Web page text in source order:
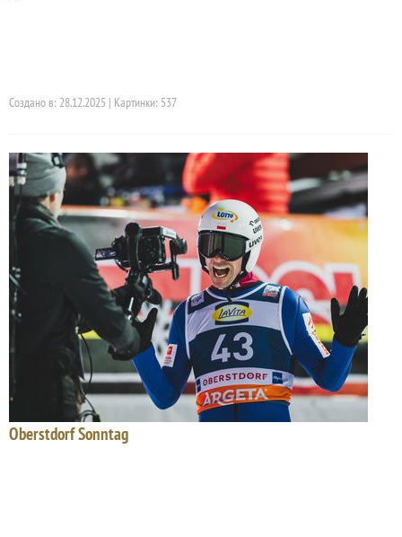
Создано в: 28.12.2025 | Картинки: 537
Oberstdorf Sonntag